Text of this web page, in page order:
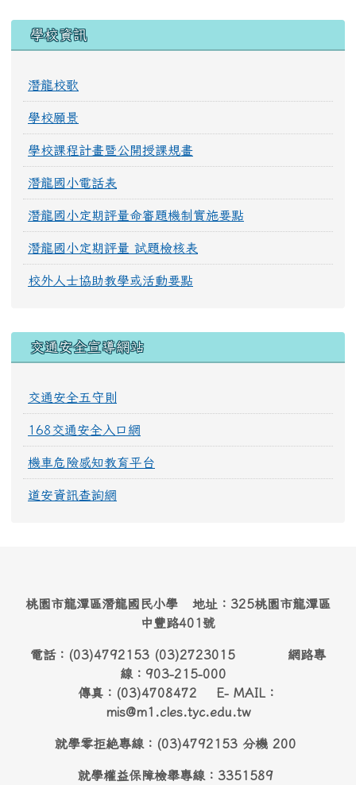
學校資訊
潛龍校歌
學校願景
學校課程計畫暨公開授課規畫
潛龍國小電話表
潛龍國小定期評量命審題機制實施要點
潛龍國小定期評量 試題檢核表
校外人士協助教學或活動要點
交通安全宣導網站
交通安全五守則
168交通安全入口網
機車危險感知教育平台
道安資訊查詢網
桃園市龍潭區潛龍國民小學 地址：325桃園市龍潭區
中豐路401號
電話：(03)4792153 (03)2723015 網路專
線：903-215-000
傳真：(03)4708472 E- MAIL：
mis@m1.cles.tyc.edu.tw
就學零拒絶專線：(03)4792153 分機 200
就學權益保障檢舉專線：3351589